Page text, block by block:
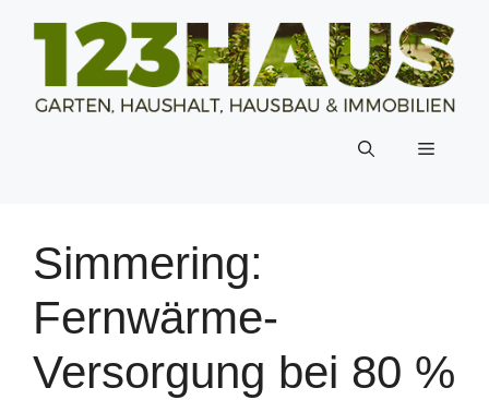
Inhalt
Menü
Simmering:
Fernwärme-
Versorgung bei 80 %